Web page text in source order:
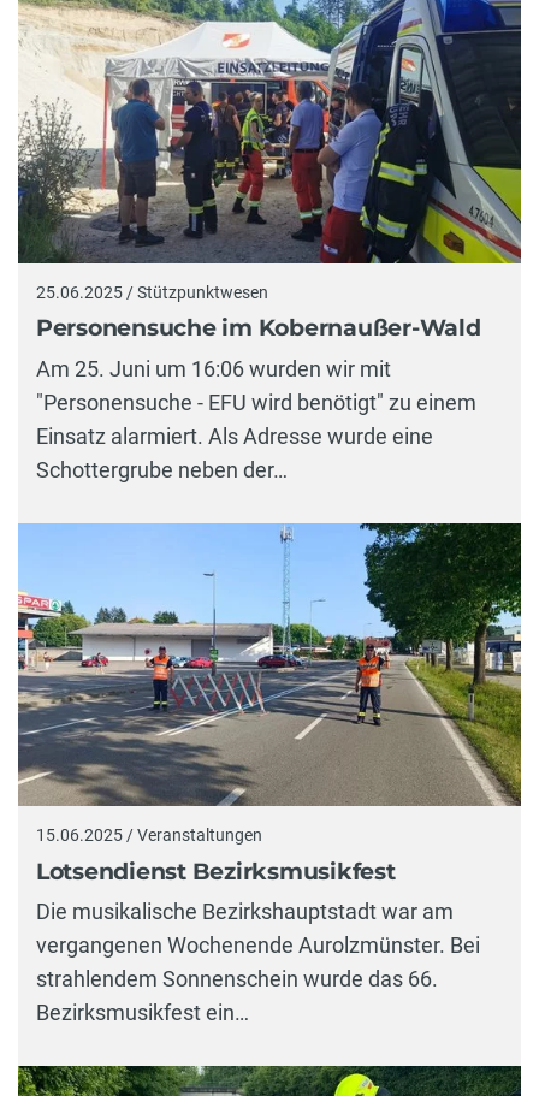
25.06.2025 / Stützpunktwesen
Personensuche im Kobernaußer-Wald
Am 25. Juni um 16:06 wurden wir mit
"Personensuche - EFU wird benötigt" zu einem
Einsatz alarmiert. Als Adresse wurde eine
Schottergrube neben der…
15.06.2025 / Veranstaltungen
Lotsendienst Bezirksmusikfest
Die musikalische Bezirkshauptstadt war am
vergangenen Wochenende Aurolzmünster. Bei
strahlendem Sonnenschein wurde das 66.
Bezirksmusikfest ein…